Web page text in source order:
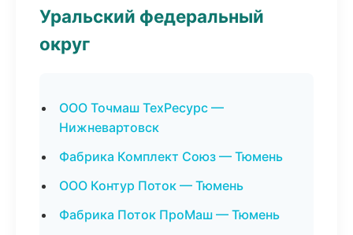
Уральский федеральный
округ
ООО Точмаш ТехРесурс —
Нижневартовск
Фабрика Комплект Союз — Тюмень
ООО Контур Поток — Тюмень
Фабрика Поток ПроМаш — Тюмень